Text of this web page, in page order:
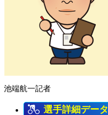
池端航一記者
選手詳細データ